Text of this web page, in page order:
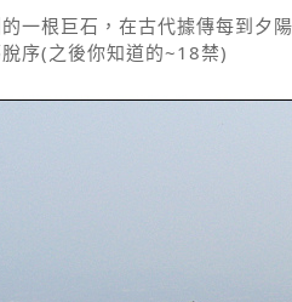
一根巨石，在古代據傳每到夕
序(之後你知道的~18禁)